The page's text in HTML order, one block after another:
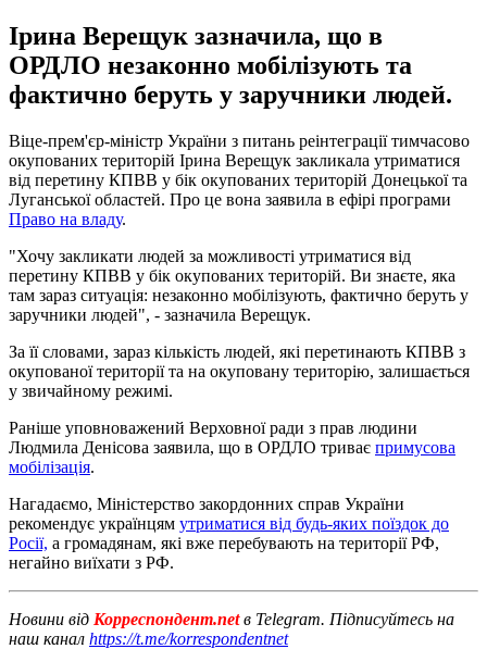
Ірина Верещук зазначила, що в
ОРДЛО незаконно мобілізують та
фактично беруть у заручники людей.
Віце-прем'єр-міністр України з питань реінтеграції тимчасово
окупованих територій Ірина Верещук закликала утриматися
від перетину КПВВ у бік окупованих територій Донецької та
Луганської областей. Про це вона заявила в ефірі програми
Право на владу.
"Хочу закликати людей за можливості утриматися від
перетину КПВВ у бік окупованих територій. Ви знаєте, яка
там зараз ситуація: незаконно мобілізують, фактично беруть у
заручники людей", - зазначила Верещук.
За її словами, зараз кількість людей, які перетинають КПВВ з
окупованої території та на окуповану територію, залишається
у звичайному режимі.
Раніше уповноважений Верховної ради з прав людини
Людмила Денісова заявила, що в ОРДЛО триває примусова
мобілізація.
Нагадаємо, Міністерство закордонних справ України
рекомендує українцям утриматися від будь-яких поїздок до
Росії, а громадянам, які вже перебувають на території РФ,
негайно виїхати з РФ.
Новини від Корреспондент.netв Telegram. Підписуйтесь на
наш канал https://t.me/korrespondentnet